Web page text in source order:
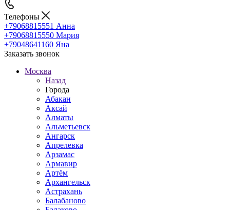
Телефоны
+79068815551 Анна
+79068815550 Мария
+79048641160 Яна
Заказать звонок
Москва
Назад
Города
Абакан
Аксай
Алматы
Альметьевск
Ангарск
Апрелевка
Арзамас
Армавир
Артём
Архангельск
Астрахань
Балабаново